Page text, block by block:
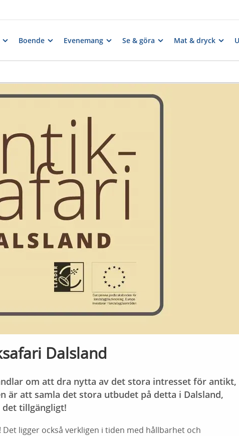
Boende Evenemang Se & göra Mat & dryck
Dalsland
om att dra nytta av det stora intresset för antikt,
är att samla det stora utbudet på detta i Dalsland,
det tillgängligt!
ligger också verkligen i tiden med hållbarhet och